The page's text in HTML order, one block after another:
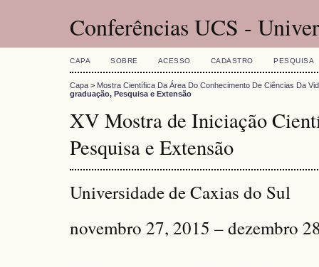
Conferências UCS -
CAPA SOBRE ACESSO CADASTRO PESQUISA
Capa > Mostra Científica Da Área Do Conhecimento De Ciências Da
graduação, Pesquisa e Extensão
XV Mostra de Iniciação
Pesquisa e Extensão
Universidade de Caxias do Sul
novembro 27, 2015 – dezembro